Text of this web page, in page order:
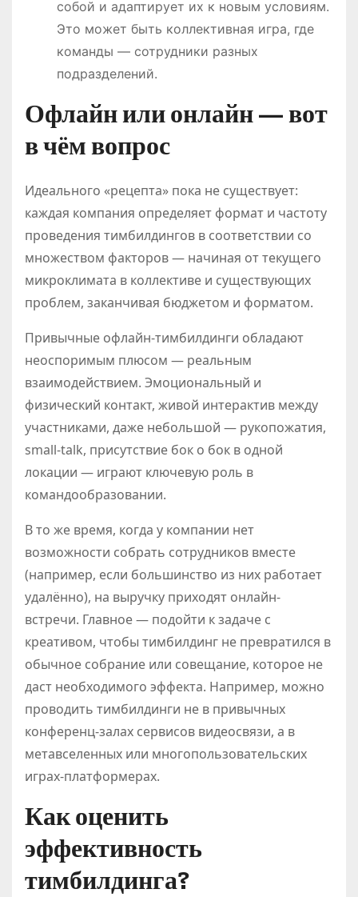
собой и адаптирует их к новым условиям.
Это может быть коллективная игра, где
команды — сотрудники разных
подразделений.
Офлайн или онлайн — вот
в чём вопрос
Идеального «рецепта» пока не существует:
каждая компания определяет формат и частоту
проведения тимбилдингов в соответствии со
множеством факторов — начиная от текущего
микроклимата в коллективе и существующих
проблем, заканчивая бюджетом и форматом.
Привычные офлайн-тимбилдинги обладают
неоспоримым плюсом — реальным
взаимодействием. Эмоциональный и
физический контакт, живой интерактив между
участниками, даже небольшой — рукопожатия,
small-talk, присутствие бок о бок в одной
локации — играют ключевую роль в
командообразовании.
В то же время, когда у компании нет
возможности собрать сотрудников вместе
(например, если большинство из них работает
удалённо), на выручку приходят онлайн-
встречи. Главное — подойти к задаче с
креативом, чтобы тимбилдинг не превратился в
обычное собрание или совещание, которое не
даст необходимого эффекта. Например, можно
проводить тимбилдинги не в привычных
конференц-залах сервисов видеосвязи, а в
метавселенных или многопользовательских
играх-платформерах.
Как оценить
эффективность
тимбилдинга?